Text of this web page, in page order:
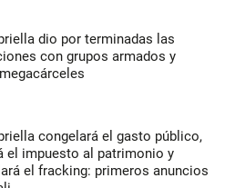
dio por terminadas las
con grupos armados y
congelará el gasto público,
el impuesto al patrimonio y
el fracking: primeros anuncios